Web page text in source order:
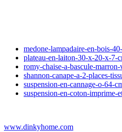
medone-lampadaire-en-bois-
plateau-en-laiton-30-x-20-x-7-
romy-chaise-a-bascule-
shannon-canape-a-2-places-
suspension-en-cannage-o-64-
suspension-en-coton-imprime-
www.dinkyhome.com